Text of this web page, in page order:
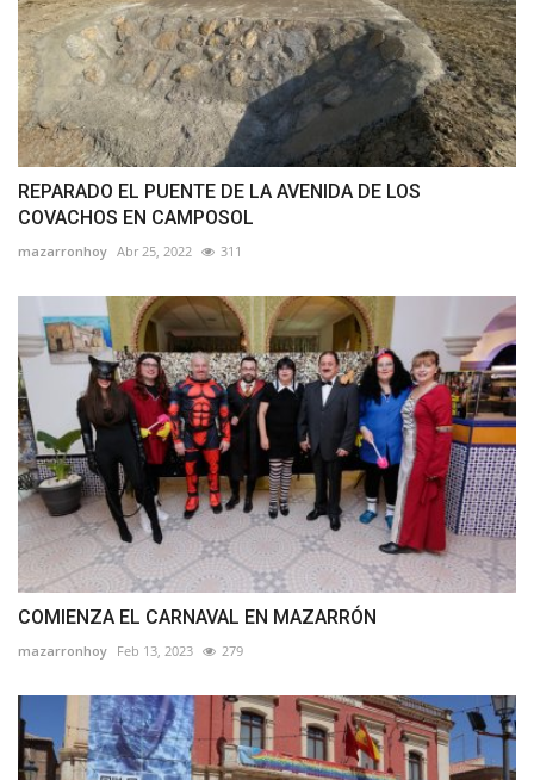
REPARADO EL PUENTE DE LA AVENIDA DE LOS
COVACHOS EN CAMPOSOL
mazarronhoy Abr 25, 2022 311
COMIENZA EL CARNAVAL EN MAZARRÓN
mazarronhoy Feb 13, 2023 279